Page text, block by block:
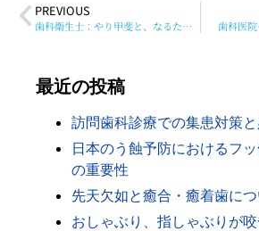
PREVIOUS
歯科衛生士：やり甲斐と、なるためのステップ 歯科医
最近の投稿
訪問歯科診療での集患対策
日本のう蝕予防におけるフ
の重要性
先天欠如と癒合・癒着歯に
おしゃぶり、指しゃぶりが